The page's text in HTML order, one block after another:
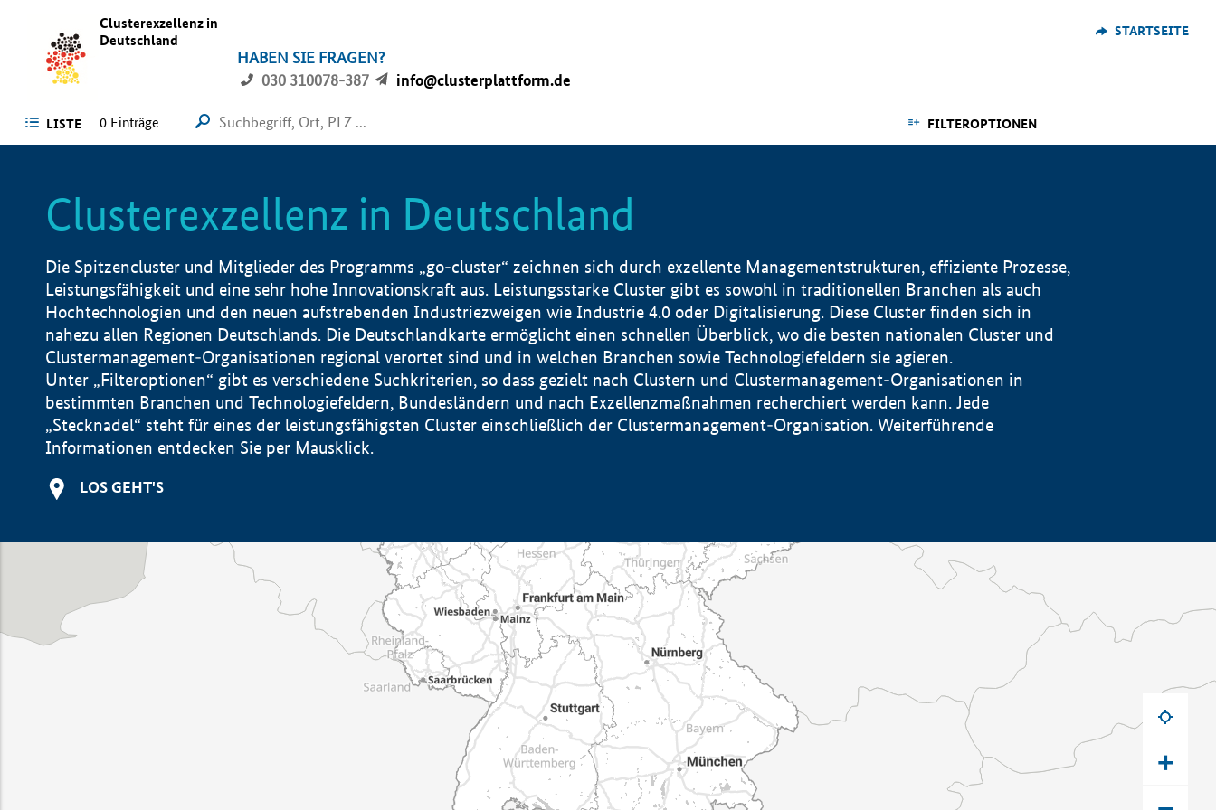
Clusterexzellenz in
Deutschland
HABEN SIE FRAGEN?
030 310078-387
info@clusterplattform.de
STARTSEITE
LISTE FILTEROPTIONEN
0 Einträge
Clusterexzellenz in Deutschland
Die Spitzencluster und Mitglieder des Programms „go-cluster“ zeichnen sich durch exzellente Managementstrukturen, effiziente Prozesse,
Leistungsfähigkeit und eine sehr hohe Innovationskraft aus. Leistungsstarke Cluster gibt es sowohl in traditionellen Branchen als auch
Hochtechnologien und den neuen aufstrebenden Industriezweigen wie Industrie 4.0 oder Digitalisierung. Diese Cluster finden sich in
nahezu allen Regionen Deutschlands. Die Deutschlandkarte ermöglicht einen schnellen Überblick, wo die besten nationalen Cluster und
Clustermanagement-Organisationen regional verortet sind und in welchen Branchen sowie Technologiefeldern sie agieren.
Unter „Filteroptionen“ gibt es verschiedene Suchkriterien, so dass gezielt nach Clustern und Clustermanagement-Organisationen in
bestimmten Branchen und Technologiefeldern, Bundesländern und nach Exzellenzmaßnahmen recherchiert werden kann. Jede
„Stecknadel“ steht für eines der leistungsfähigsten Cluster einschließlich der Clustermanagement-Organisation. Weiterführende
Informationen entdecken Sie per Mausklick.
LOS GEHT'S
+